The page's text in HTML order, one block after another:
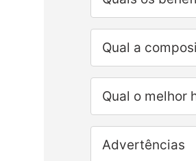
Qual a
Qual o melhor
Advertências